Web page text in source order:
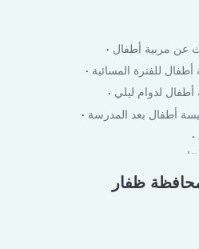
عن مربية أطفال
للفترة المسائية
لدوام ليلي
أطفال بعد المدرسة
ظفار